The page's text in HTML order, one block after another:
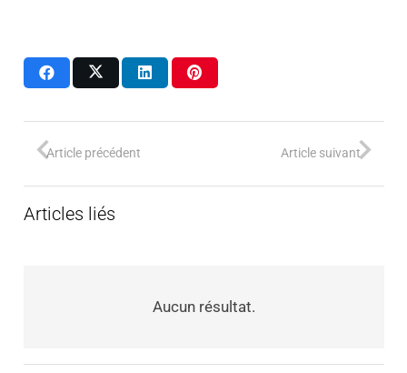
Article précédent Article suivant
Articles liés
Aucun résultat.